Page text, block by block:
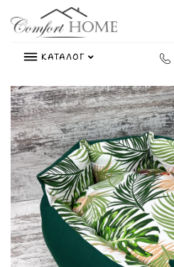
КАТАЛОГ